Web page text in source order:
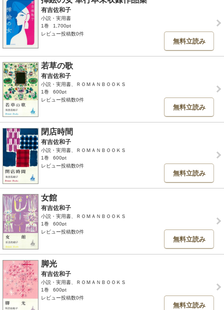
有吉佐和子
小説・実用書
1巻
1,700pt
レビュー投稿数0件
無料立読み
若草の歌
有吉佐和子
小説・実用書、ＲＯＭＡＮＢＯＯＫＳ
1巻
600pt
レビュー投稿数0件
無料立読み
閉店時間
有吉佐和子
小説・実用書、ＲＯＭＡＮＢＯＯＫＳ
1巻
600pt
レビュー投稿数0件
無料立読み
女館
有吉佐和子
小説・実用書、ＲＯＭＡＮＢＯＯＫＳ
1巻
600pt
レビュー投稿数0件
無料立読み
脚光
有吉佐和子
小説・実用書、ＲＯＭＡＮＢＯＯＫＳ
1巻
600pt
レビュー投稿数0件
無料立読み